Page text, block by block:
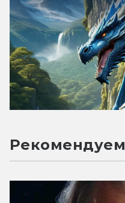
Рекомендуем